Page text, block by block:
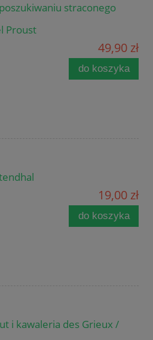
straconego
Proust
49,90 zł
do koszyka
19,00 zł
do koszyka
i kawaleria des Grieux /